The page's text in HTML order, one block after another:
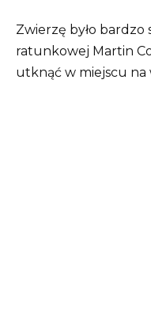
Zwierzę było bardzo
ratunkowej Martin
utknąć w miejscu na